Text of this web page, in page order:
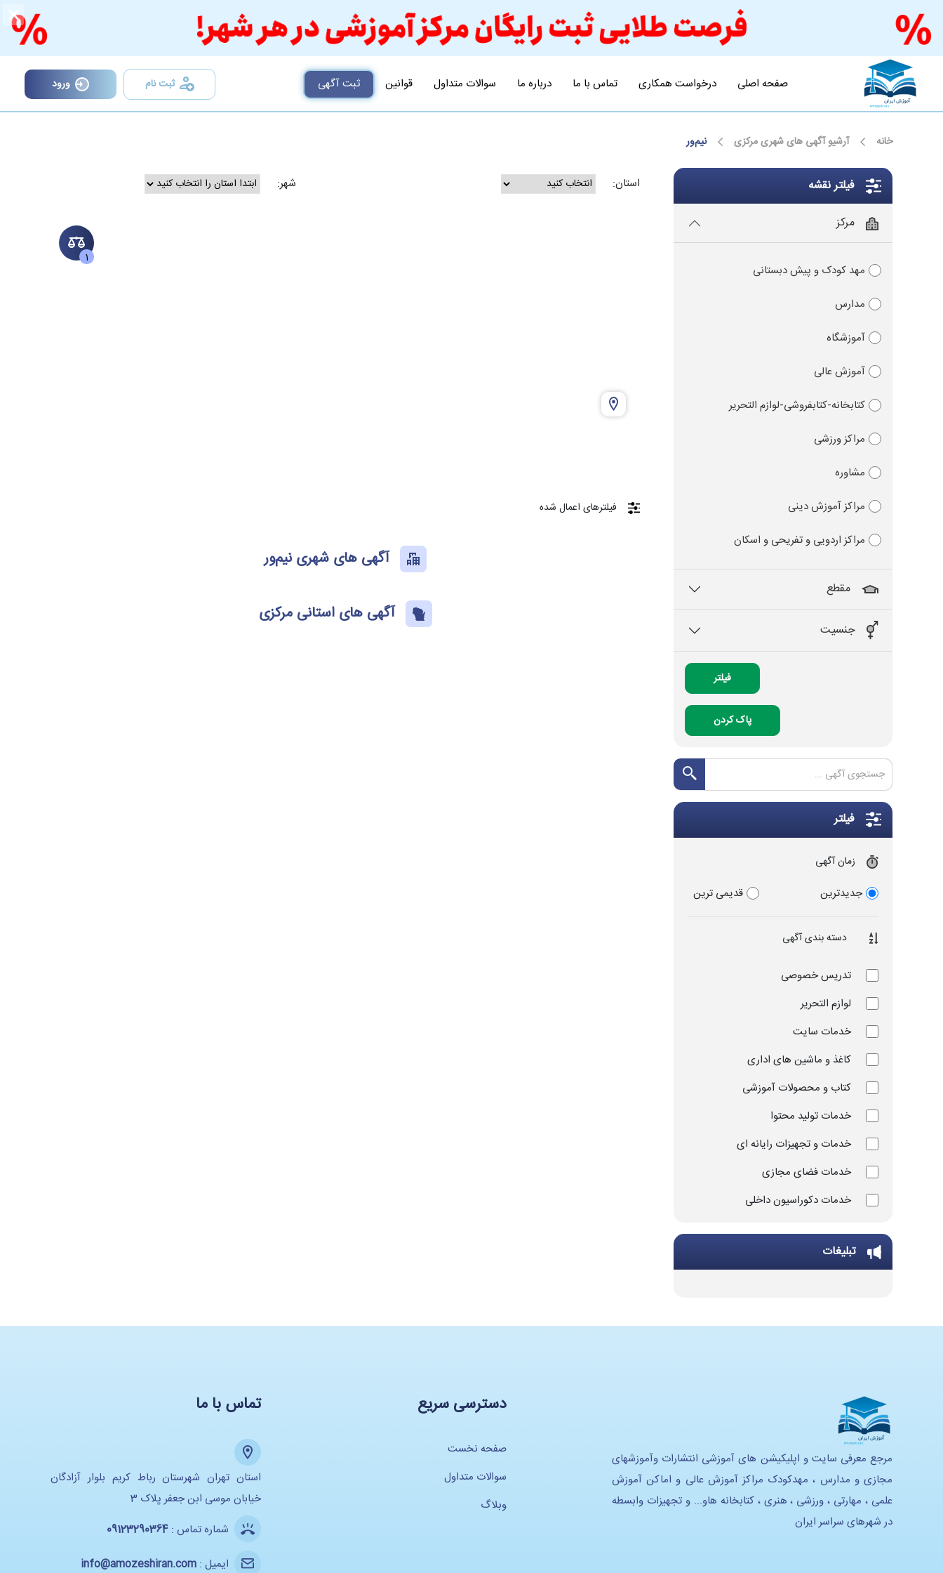
×
صفحه اصلی درخواست همکاری تماس با ما درباره ما سوالات متداول قوانین ثبت آگهی ثبت نام ورود
خانه آرشیو آگهی های شهری مرکزی نیم‌ور
فیلتر نقشه
مرکز
مهد کودک و پیش دبستانی
مدارس
آموزشگاه
آموزش عالی
کتابخانه-کتابفروشی-لوازم التحریر
مراکز ورزشی
مشاوره
مراکز آموزش دینی
مراکز اردویی و تفریحی و اسکان
مقطع
جنسیت
فیلتر
پاک کردن
فیلتر
زمان آگهی
جدیدترین قدیمی ترین
دسته بندی آگهی
تدریس خصوصی
لوازم التحریر
خدمات سایت
کاغذ و ماشین های اداری
کتاب و محصولات آموزشی
خدمات تولید محتوا
خدمات و تجهیزات رایانه ای
خدمات فضای مجازی
خدمات دکوراسیون داخلی
تجهیزات و ملزومات ورزشی
تجهیزات استدیویی
تحهیزات لابراتوار زبان
تجهیزات آموزشی و سرگرمی
تجهیزات خانه بازی و سرگرمی
تجهیزات هوشمند سازی
تبلیغات
استان: شهر:
1
فیلترهای اعمال شده
آگهی های شهری نیم‌ور
آگهی های استانی مرکزی
مرجع معرفی سایت و اپلیکیشن های آموزشی انتشارات وآموزشهای
مجازی و مدارس ، مهدکودک مراکز آموزش عالی و اماکن آموزش
علمی ، مهارتی ، ورزشی ، هنری ، کتابخانه هاو... و تجهیزات وابسطه
در شهرهای سراسر ایران
دسترسی سریع
صفحه نخست
سوالات متداول
وبلاگ
تماس با ما
استان تهران شهرستان رباط کریم بلوار آزادگان
خیابان موسی ابن جعفر پلاک 3
شماره تماس : 09123290364
ایمیل : info@amozeshiran.com